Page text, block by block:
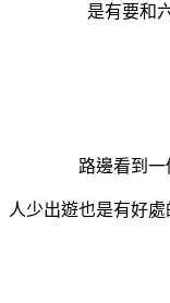
是有要和
路邊看到
人少出遊也是有好